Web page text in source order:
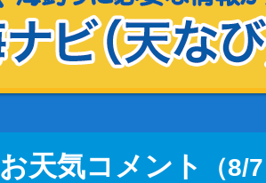
お天気コメント （8/